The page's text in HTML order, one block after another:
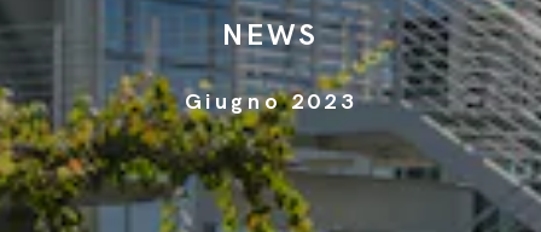
NEWS
Giugno 2023